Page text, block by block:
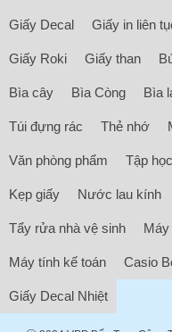
Giấy Decal Giấy in liên
Giấy Roki Giấy than
Bìa cây Bìa Còng Bìa
Túi đựng rác Thẻ nhớ
Văn phòng phẩm Tập
Kẹp giấy Nước lau kính
Tẩy rửa nhà vệ sinh
Máy tính kế toán Casio
Giấy Decal Nhiệt